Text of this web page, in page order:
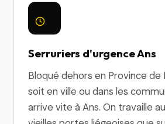
Serruriers d'urgence Ans
Bloqué dehors en Province de
soit en ville ou dans les
arrive vite à Ans. On travaille